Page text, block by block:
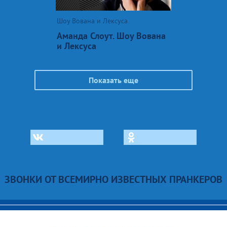
Шоу Вована и Лексуса
Аманда Слоут. Шоу Вована
и Лексуса
Показать еще
ЗВОНКИ ОТ ВСЕМИРНО ИЗВЕСТНЫХ ПРАНКЕРОВ